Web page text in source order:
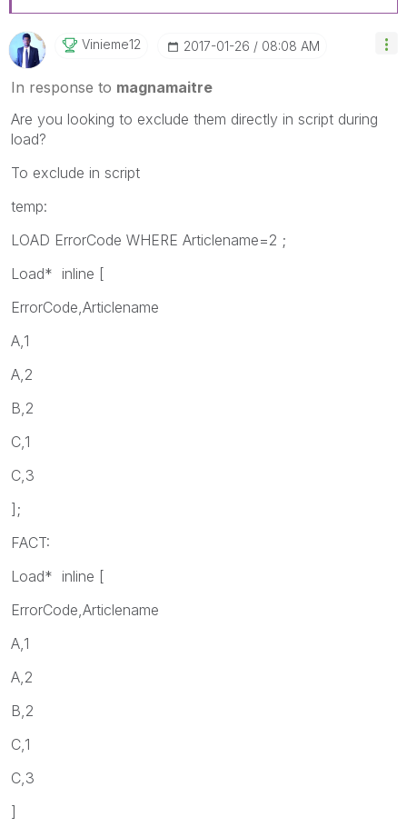
Vinieme12 ‎2017-01-26 08:08 AM
In response to magnamaitre
Are you looking to exclude them directly in script during
load?
To exclude in script
temp:
LOAD ErrorCode WHERE Articlename=2 ;
Load* inline [
ErrorCode,Articlename
A,1
A,2
B,2
C,1
C,3
];
FACT:
Load* inline [
ErrorCode,Articlename
A,1
A,2
B,2
C,1
C,3
]